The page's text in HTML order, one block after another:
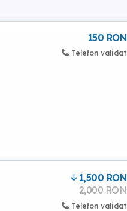
150 RON
Telefon validat
1,500 RON
2,000 RON
Telefon validat